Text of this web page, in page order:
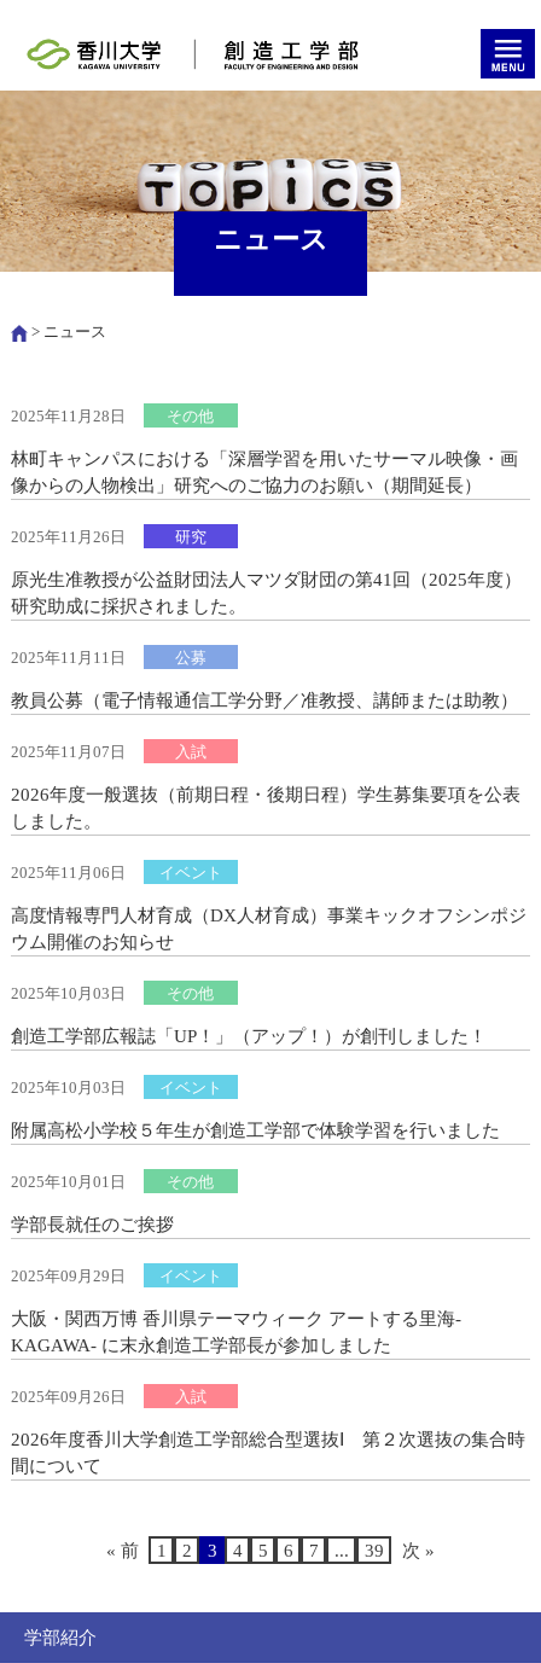
ニュース
> ニュース
2025年11月28日 その他
林町キャンパスにおける「深層学習を用いたサーマル映像・画
像からの人物検出」研究へのご協力のお願い（期間延長）
2025年11月26日 研究
原光生准教授が公益財団法人マツダ財団の第41回（2025年度）
研究助成に採択されました。
2025年11月11日 公募
教員公募（電子情報通信工学分野／准教授、講師または助教）
2025年11月07日 入試
2026年度一般選抜（前期日程・後期日程）学生募集要項を公表
しました。
2025年11月06日 イベント
高度情報専門人材育成（DX人材育成）事業キックオフシンポジ
ウム開催のお知らせ
2025年10月03日 その他
創造工学部広報誌「UP！」（アップ！）が創刊しました！
2025年10月03日 イベント
附属高松小学校５年生が創造工学部で体験学習を行いました
2025年10月01日 その他
学部長就任のご挨拶
2025年09月29日 イベント
大阪・関西万博 香川県テーマウィーク アートする里海-
KAGAWA- に末永創造工学部長が参加しました
2025年09月26日 入試
2026年度香川大学創造工学部総合型選抜Ⅰ 第２次選抜の集合時
間について
« 前 1 2 3 4 5 6 7 39 次 »
学部紹介